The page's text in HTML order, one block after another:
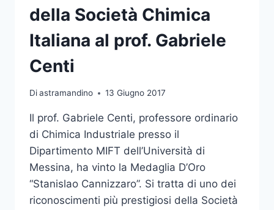
della Società Chimica
Italiana al prof. Gabriele
Centi
Diastramandino 13 Giugno 2017
Il prof. Gabriele Centi, professore ordinario
di Chimica Industriale presso il
Dipartimento MIFT dell’Università di
Messina, ha vinto la Medaglia D’Oro
“Stanislao Cannizzaro”. Si tratta di uno dei
riconoscimenti più prestigiosi della Società